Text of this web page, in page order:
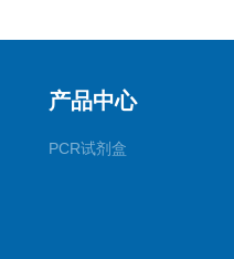
产品中心
PCR试剂盒